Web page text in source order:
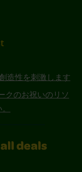
造性を刺激します
クのお祝いのリソ
deals